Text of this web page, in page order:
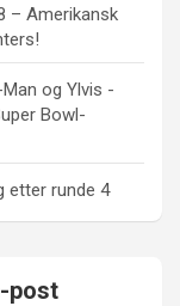
– Amerikansk
og Ylvis -
Bowl-
etter runde 4
post